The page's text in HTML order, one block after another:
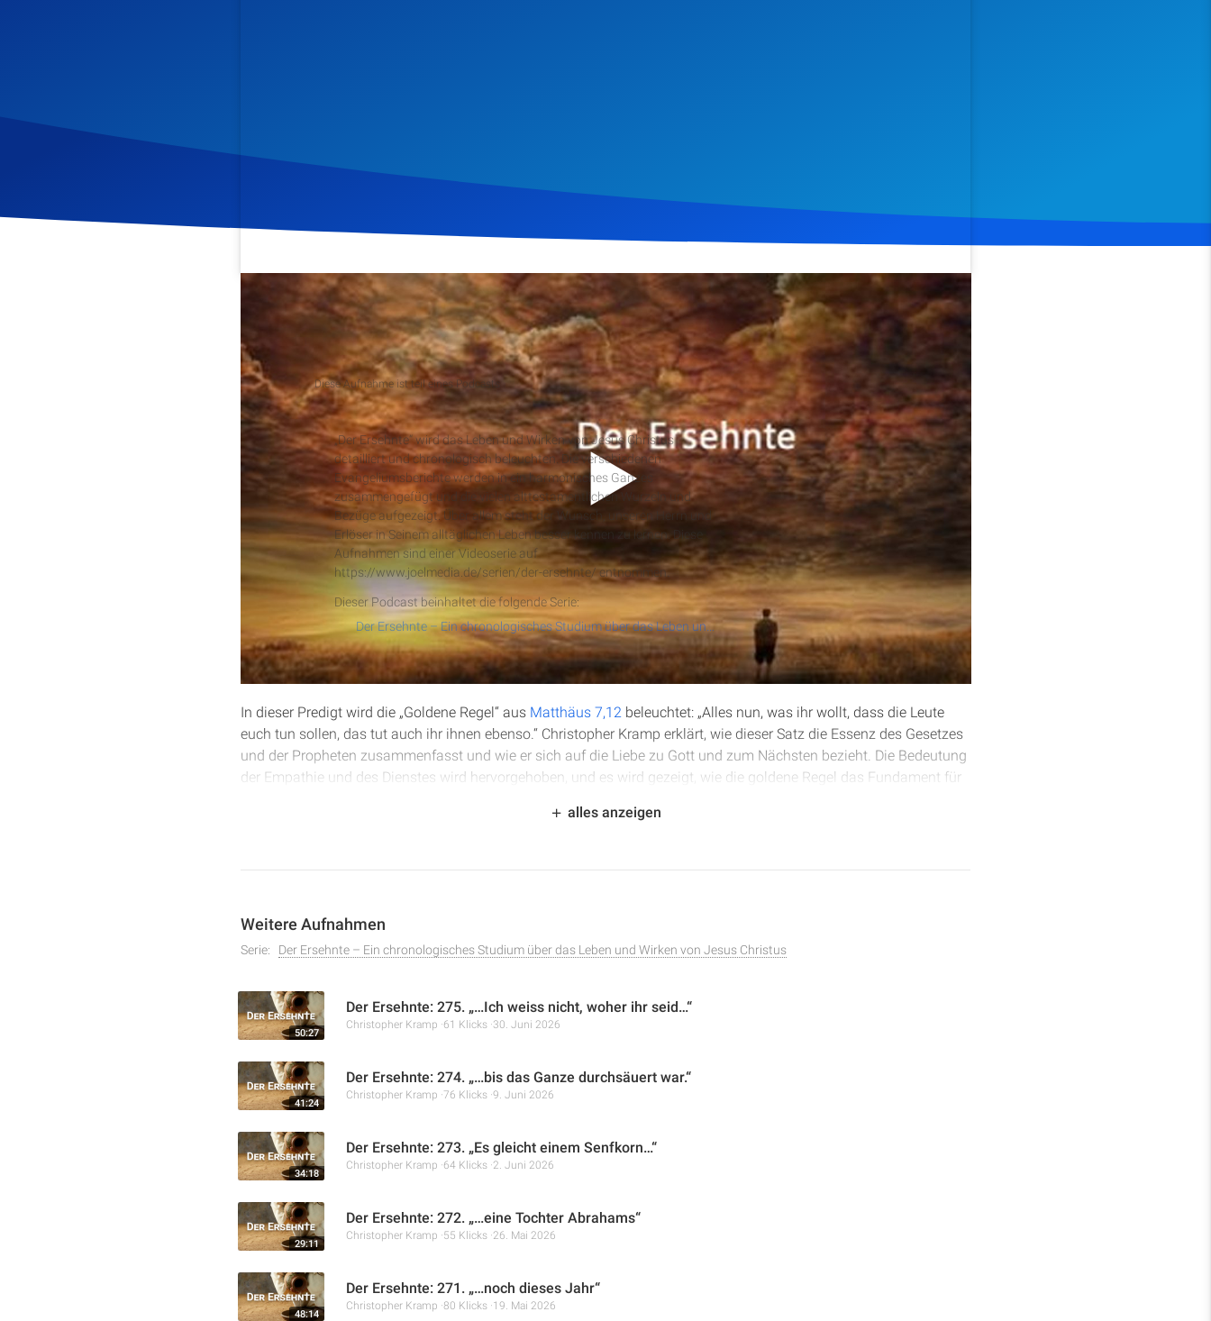
Veröffentlicht am 30. Juni 2018 1.091 Klicks Download Teilen
Podcast Diese Aufnahme ist teil eines Podcasts
Der Ersehnte
„Der Ersehnte“ wird das Leben und Wirken von Jesus Christus
detailliert und chronologisch beleuchten. Die verschiedenen
Evangeliumsberichte werden in ein harmonisches Ganzes
zusammengefügt und die vielen alttestamentlichen Wurzeln und
Bezüge aufgezeigt. Über allem steht der Wunsch, unseren Herrn und
Erlöser in Seinem alltäglichen Leben besser kennen zu lernen. Diese
Aufnahmen sind einer Videoserie auf
https://www.joelmedia.de/serien/der-ersehnte/ entnommen.
Dieser Podcast beinhaltet die folgende Serie:
Der Ersehnte – Ein chronologisches Studium über das Leben und Wirken von Jesus Christus
In dieser Predigt wird die „Goldene Regel“ aus Matthäus 7,12beleuchtet: „Alles nun, was ihr wollt, dass die Leute
euch tun sollen, das tut auch ihr ihnen ebenso.“ Christopher Kramp erklärt, wie dieser Satz die Essenz des Gesetzes
und der Propheten zusammenfasst und wie er sich auf die Liebe zu Gott und zum Nächsten bezieht. Die Bedeutung
der Empathie und des Dienstes wird hervorgehoben, und es wird gezeigt, wie die goldene Regel das Fundament für
alles anzeigen
Weitere Aufnahmen
Serie: Der Ersehnte – Ein chronologisches Studium über das Leben und Wirken von Jesus Christus
50:27
Der Ersehnte: 275. „…Ich weiss nicht, woher ihr seid…“
Christopher Kramp 61 Klicks 30. Juni 2026
41:24
Der Ersehnte: 274. „…bis das Ganze durchsäuert war.“
Christopher Kramp 76 Klicks 9. Juni 2026
34:18
Der Ersehnte: 273. „Es gleicht einem Senfkorn…“
Christopher Kramp 64 Klicks 2. Juni 2026
29:11
Der Ersehnte: 272. „…eine Tochter Abrahams“
Christopher Kramp 55 Klicks 26. Mai 2026
48:14
Der Ersehnte: 271. „…noch dieses Jahr“
Christopher Kramp 80 Klicks 19. Mai 2026